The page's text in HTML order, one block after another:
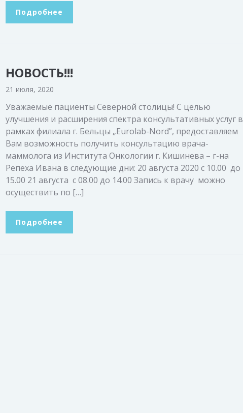
Подробнее
НОВОСТЬ!!!
21 июля, 2020
Уважаемые пациенты Северной столицы! С целью
улучшения и расширения спектра консультативных услуг в
рамках филиала г. Бельцы „Eurolab-Nord”, предоставляем
Вам возможность получить консультацию врача-
маммолога из Института Онкологии г. Кишинева – г-на
Репеха Ивана в следующие дни: 20 августа 2020 с 10.00 до
15.00 21 августа с 08.00 до 14.00 Запись к врачу можно
осуществить по […]
Подробнее